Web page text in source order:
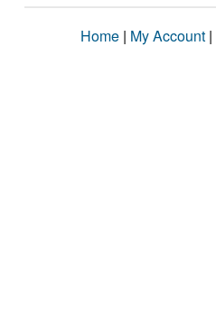
Home | My Account |